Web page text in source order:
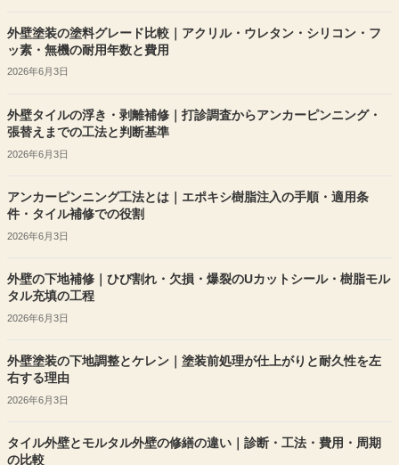
外壁塗装の塗料グレード比較｜アクリル・ウレタン・シリコン・フ
ッ素・無機の耐用年数と費用
2026年6月3日
外壁タイルの浮き・剥離補修｜打診調査からアンカーピンニング・
張替えまでの工法と判断基準
2026年6月3日
アンカーピンニング工法とは｜エポキシ樹脂注入の手順・適用条
件・タイル補修での役割
2026年6月3日
外壁の下地補修｜ひび割れ・欠損・爆裂のUカットシール・樹脂モル
タル充填の工程
2026年6月3日
外壁塗装の下地調整とケレン｜塗装前処理が仕上がりと耐久性を左
右する理由
2026年6月3日
タイル外壁とモルタル外壁の修繕の違い｜診断・工法・費用・周期
の比較